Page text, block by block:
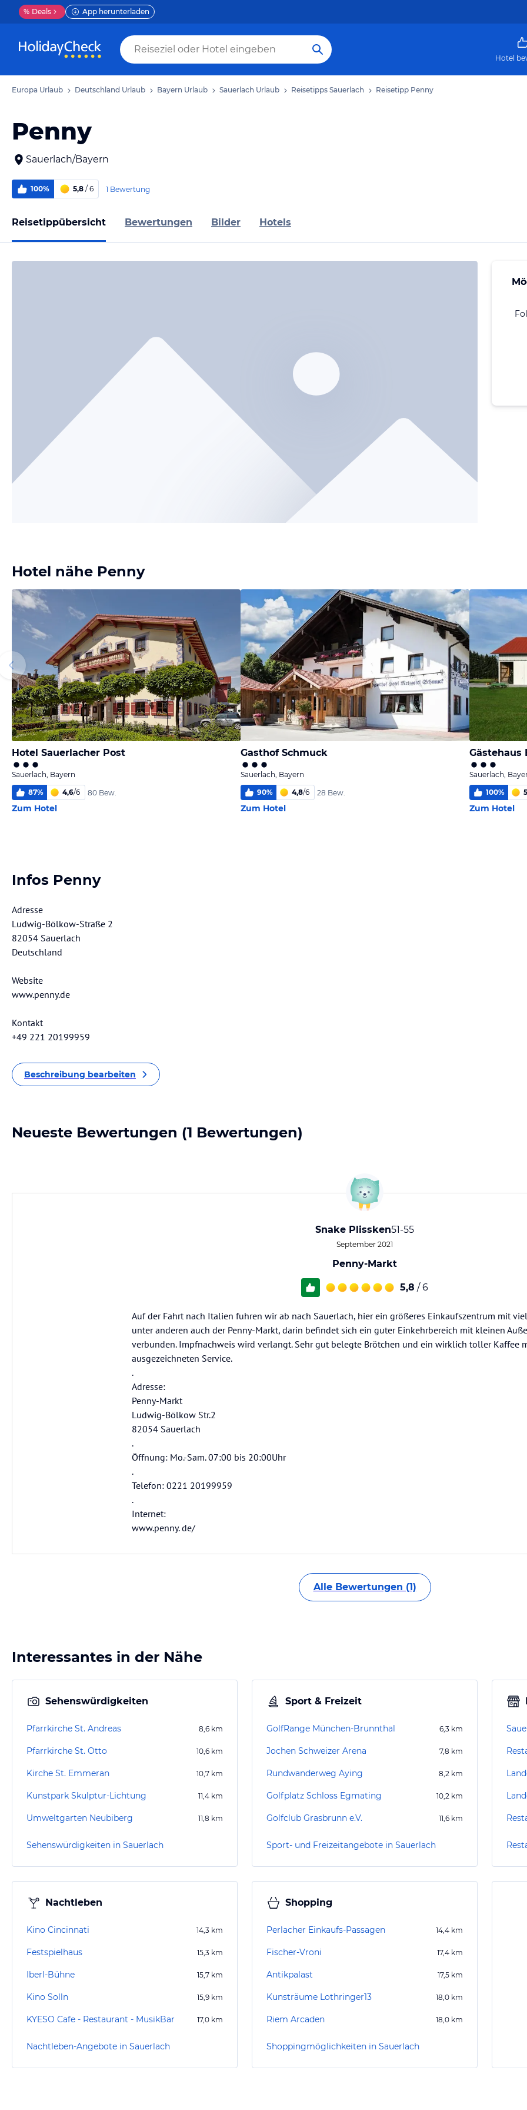
% Deals App herunterladen
Hotel
Europa Urlaub Deutschland Urlaub Bayern Urlaub Sauerlach Urlaub Reisetipps Sauerlach Reisetipp Penny
Penny
Sauerlach/Bayern
100% 5,8 / 6 1 Bewertung
Reisetippübersicht Bewertungen Bilder Hotels
Hotel nähe Penny
Hotel Sauerlacher Post
Sauerlach, Bayern
87% 4,6/6 80 Bew.
Zum Hotel
Gasthof Schmuck
Sauerlach, Bayern
90% 4,8/6 28 Bew.
Zum Hotel
Gästehaus
Sauerlach,
100%
Zum Hotel
Infos Penny
Adresse
Ludwig-Bölkow-Straße 2
82054 Sauerlach
Deutschland
Website
www.penny.de
Kontakt
+49 221 20199959
Beschreibung bearbeiten
Neueste Bewertungen (1 Bewertungen)
Snake Plissken51-55
September 2021
Penny-Markt
5,8 / 6
Auf der Fahrt nach Italien fuhren wir ab nach Sauerlach, hier ein größeres Einkaufszentrum mit
unter anderen auch der Penny-Markt, darin befindet sich ein guter Einkehrbereich mit kleinen
verbunden. Impfnachweis wird verlangt. Sehr gut belegte Brötchen und ein wirklich toller Kaffee
ausgezeichneten Service.
.
Adresse:
Penny-Markt
Ludwig-Bölkow Str.2
82054 Sauerlach
.
Öffnung: Mo.-Sam. 07:00 bis 20:00Uhr
.
Telefon: 0221 20199959
.
Internet:
www.penny. de/
Alle Bewertungen (1)
Interessantes in der Nähe
Sehenswürdigkeiten
Pfarrkirche St. Andreas 8,6 km
Pfarrkirche St. Otto 10,6 km
Kirche St. Emmeran 10,7 km
Kunstpark Skulptur-Lichtung 11,4 km
Umweltgarten Neubiberg 11,8 km
Sehenswürdigkeiten in Sauerlach
Sport & Freizeit
GolfRange München-Brunnthal 6,3 km
Jochen Schweizer Arena 7,8 km
Rundwanderweg Aying 8,2 km
Golfplatz Schloss Egmating 10,2 km
Golfclub Grasbrunn e.V. 11,6 km
Sport- und Freizeitangebote in Sauerlach
Nachtleben
Kino Cincinnati 14,3 km
Festspielhaus 15,3 km
Iberl-Bühne 15,7 km
Kino Solln 15,9 km
KYESO Cafe - Restaurant - MusikBar 17,0 km
Nachtleben-Angebote in Sauerlach
Shopping
Perlacher Einkaufs-Passagen 14,4 km
Fischer-Vroni 17,4 km
Antikpalast 17,5 km
Kunsträume Lothringer13 18,0 km
Riem Arcaden 18,0 km
Shoppingmöglichkeiten in Sauerlach